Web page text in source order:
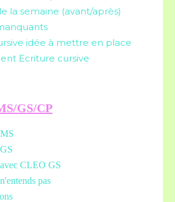
la semaine (avant/après)
idée à mettre en place
Ecriture cursive
GS/CP
CLEO GS
pas